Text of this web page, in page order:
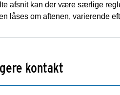
afsnit kan der være særlige
låses om aftenen, varierende
kontakt